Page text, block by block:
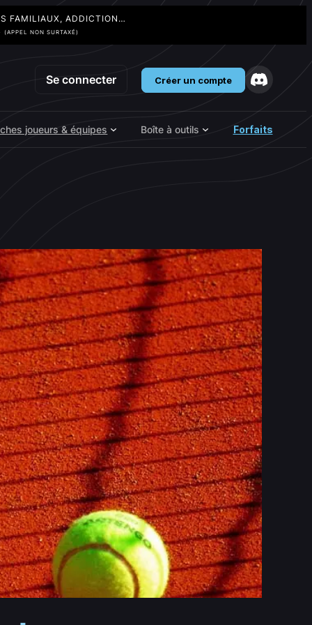
FAMILIAUX, ADDICTION…
(APPEL NON SURTAXÉ)
Se connecter Créer un compte
joueurs & équipes Boîte à outils Forfaits